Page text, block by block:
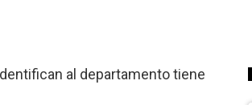
al departamento tiene